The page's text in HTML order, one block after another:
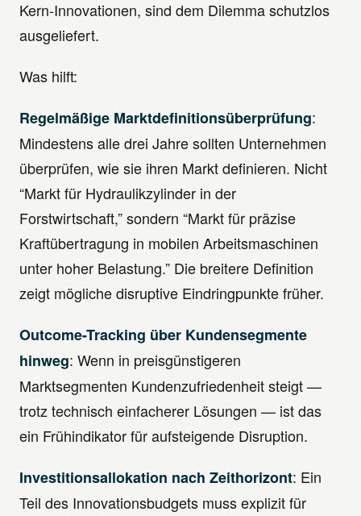
Kern-Innovationen, sind dem Dilemma schutzlos
ausgeliefert.
Was hilft:
Regelmäßige Marktdefinitionsüberprüfung:
Mindestens alle drei Jahre sollten Unternehmen
überprüfen, wie sie ihren Markt definieren. Nicht
“Markt für Hydraulikzylinder in der
Forstwirtschaft,” sondern “Markt für präzise
Kraftübertragung in mobilen Arbeitsmaschinen
unter hoher Belastung.” Die breitere Definition
zeigt mögliche disruptive Eindringpunkte früher.
Outcome-Tracking über Kundensegmente
hinweg: Wenn in preisgünstigeren
Marktsegmenten Kundenzufriedenheit steigt —
trotz technisch einfacherer Lösungen — ist das
ein Frühindikator für aufsteigende Disruption.
Investitionsallokation nach Zeithorizont: Ein
Teil des Innovationsbudgets muss explizit für